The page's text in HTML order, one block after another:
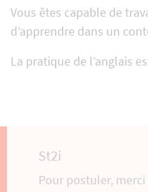
Vous êtes capable de
d’apprendre dans un
La pratique de l’anglais
St2i
Pour postuler,